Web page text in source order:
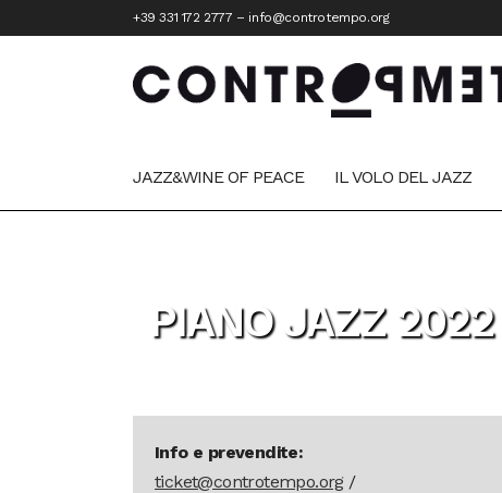
+39 331 172 2777 – info@controtempo.org
JAZZ&WINE OF PEACE IL VOLO DEL JAZZ
PIANO JAZZ 2022
Info e prevendite:
ticket@controtempo.org/